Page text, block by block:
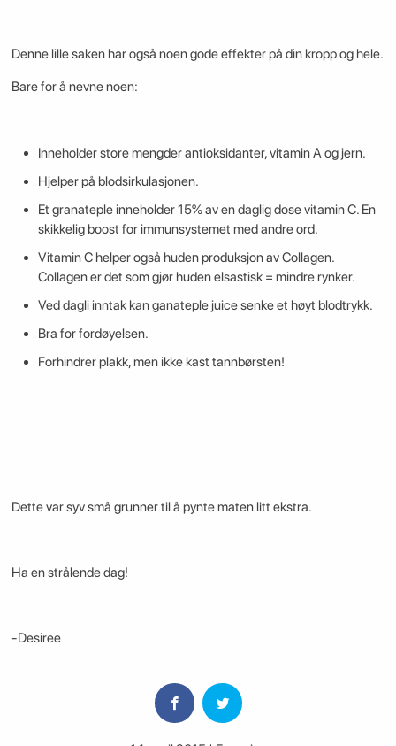
Denne lille saken har også noen gode effekter på din kropp og hele.
Bare for å nevne noen:
Inneholder store mengder antioksidanter, vitamin A og jern.
Hjelper på blodsirkulasjonen.
Et granateple inneholder 15% av en daglig dose vitamin C. En
skikkelig boost for immunsystemet med andre ord.
Vitamin C helper også huden produksjon av Collagen.
Collagen er det som gjør huden elsastisk = mindre rynker.
Ved dagli inntak kan ganateple juice senke et høyt blodtrykk.
Bra for fordøyelsen.
Forhindrer plakk, men ikke kast tannbørsten!
Dette var syv små grunner til å pynte maten litt ekstra.
Ha en strålende dag!
-Desiree